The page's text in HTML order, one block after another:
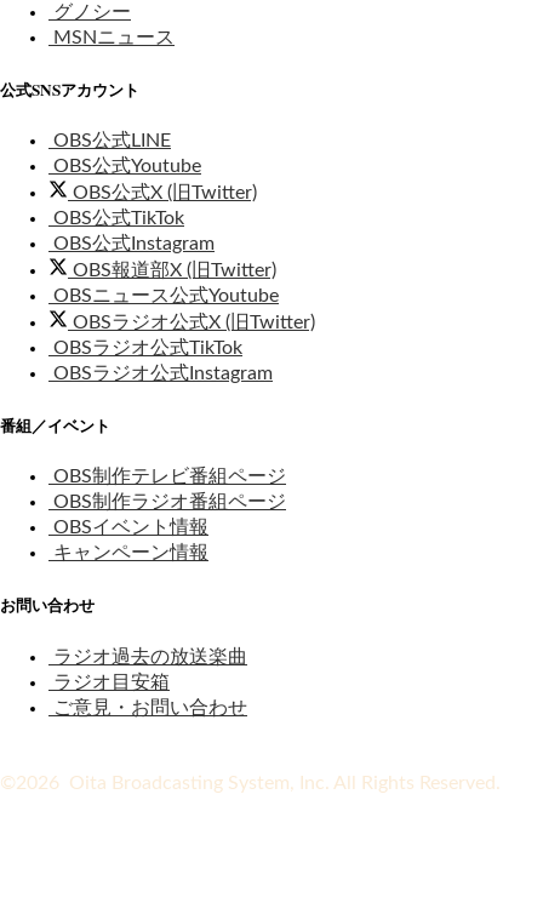
グノシー
MSNニュース
公式SNSアカウント
OBS公式LINE
OBS公式Youtube
OBS公式X (旧Twitter)
OBS公式TikTok
OBS公式Instagram
OBS報道部X (旧Twitter)
OBSニュース公式Youtube
OBSラジオ公式X (旧Twitter)
OBSラジオ公式TikTok
OBSラジオ公式Instagram
番組／イベント
OBS制作テレビ番組ページ
OBS制作ラジオ番組ページ
OBSイベント情報
キャンペーン情報
お問い合わせ
ラジオ過去の放送楽曲
ラジオ目安箱
ご意見・お問い合わせ
©2026 Oita Broadcasting System, Inc. All Rights Reserved.